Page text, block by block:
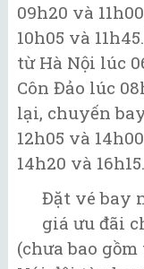
09h20 và
10h05 và
từ Hà Nội lúc
Côn Đảo lúc
lại, chuyến
12h05 và
14h20 và 16h15.
Đặt vé bay
giá ưu đãi
(chưa bao